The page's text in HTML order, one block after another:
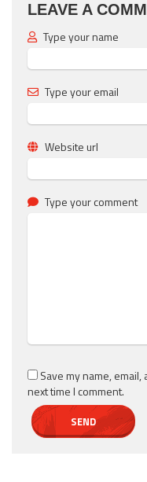
LEAVE A
Type your name
Type your email
Website url
Type your comment
Save my name,
next time I comment.